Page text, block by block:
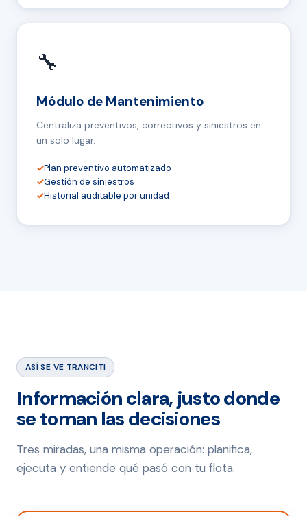
🔧
Módulo de Mantenimiento
Centraliza preventivos, correctivos y siniestros en
un solo lugar.
✓Plan preventivo automatizado
✓Gestión de siniestros
✓Historial auditable por unidad
ASÍ SE VE TRANCITI
Información clara, justo donde
se toman las decisiones
Tres miradas, una misma operación: planifica,
ejecuta y entiende qué pasó con tu flota.